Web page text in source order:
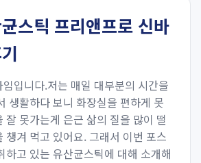
스틱 프리앤프로 신바
입니다.저는 매일 대부분의 시간을
생활하다 보니 화장실을 편하게 못
잘 못가는게 은근 삶의 질을 많이 떨
챙겨 먹고 있어요. 그래서 이번 포스
하고 있는 유산균스틱에 대해 소개해